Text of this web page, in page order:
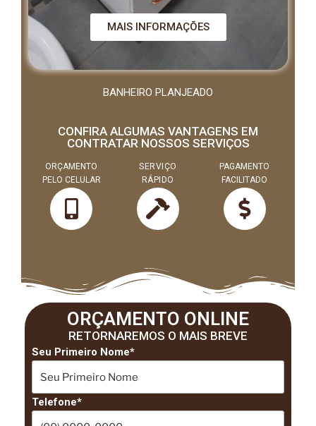
MAIS INFORMAÇÕES
BANHEIRO PLANJEADO
CONFIRA ALGUMAS VANTAGENS EM
CONTRATAR NOSSOS SERVIÇOS
ORÇAMENTO
PELO CELULAR
SERVIÇO
RÁPIDO
PAGAMENTO
FACILITADO
ORÇAMENTO ONLINE
RETORNAREMOS O MAIS BREVE
Seu Primeiro Nome*
Telefone*